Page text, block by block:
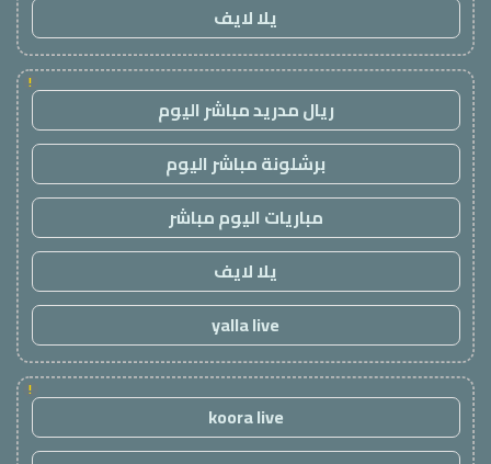
يلا لايف
!
ريال مدريد مباشر اليوم
برشلونة مباشر اليوم
مباريات اليوم مباشر
يلا لايف
yalla live
!
koora live